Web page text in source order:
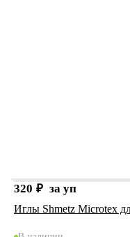
320 ₽ за уп
Иглы Shmetz Microtex